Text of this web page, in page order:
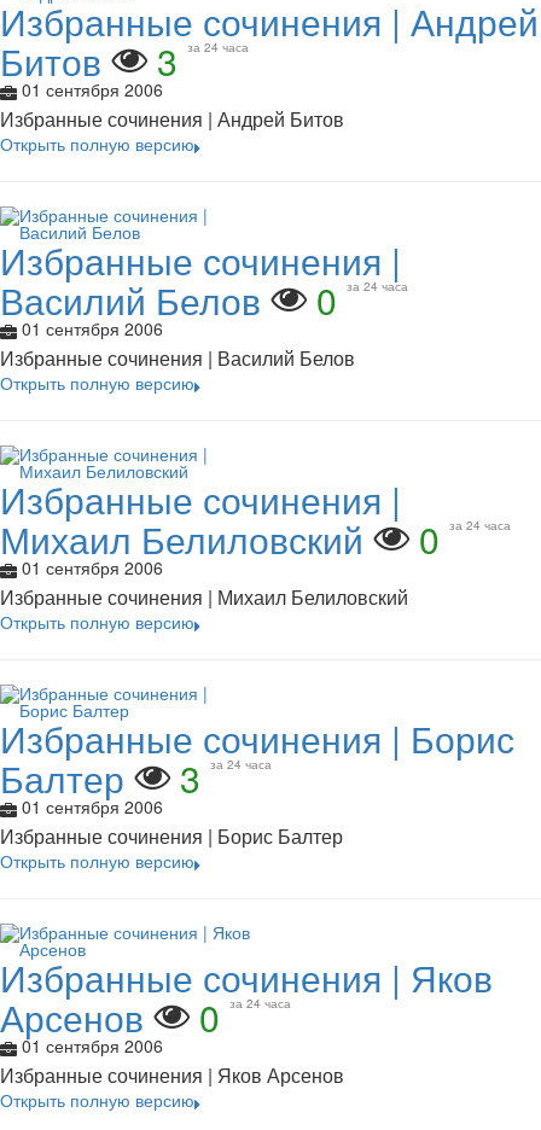
Избранные сочинения | Андрей
Битов 3 за 24 часа
01 сентября 2006
Избранные сочинения | Андрей Битов
Открыть полную версию
Избранные сочинения |
Василий Белов 0 за 24 часа
01 сентября 2006
Избранные сочинения | Василий Белов
Открыть полную версию
Избранные сочинения |
Михаил Белиловский 0 за 24 часа
01 сентября 2006
Избранные сочинения | Михаил Белиловский
Открыть полную версию
Избранные сочинения | Борис
Балтер 3 за 24 часа
01 сентября 2006
Избранные сочинения | Борис Балтер
Открыть полную версию
Избранные сочинения | Яков
Арсенов 0 за 24 часа
01 сентября 2006
Избранные сочинения | Яков Арсенов
Открыть полную версию